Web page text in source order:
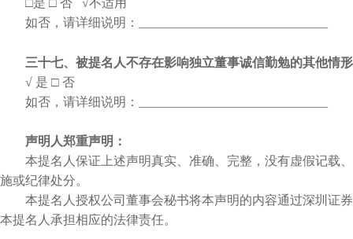
□是 □ 否 √不适用
如否，请详细说明：
三十七、被提名人不存在影响独立董事诚信勤勉的其他情
√ 是 □ 否
如否，请详细说明：
声明人郑重声明：
本提名人保证上述声明真实、准确、完整，没有虚假记载
施或纪律处分。
本提名人授权公司董事会秘书将本声明的内容通过深圳证
本提名人承担相应的法律责任。